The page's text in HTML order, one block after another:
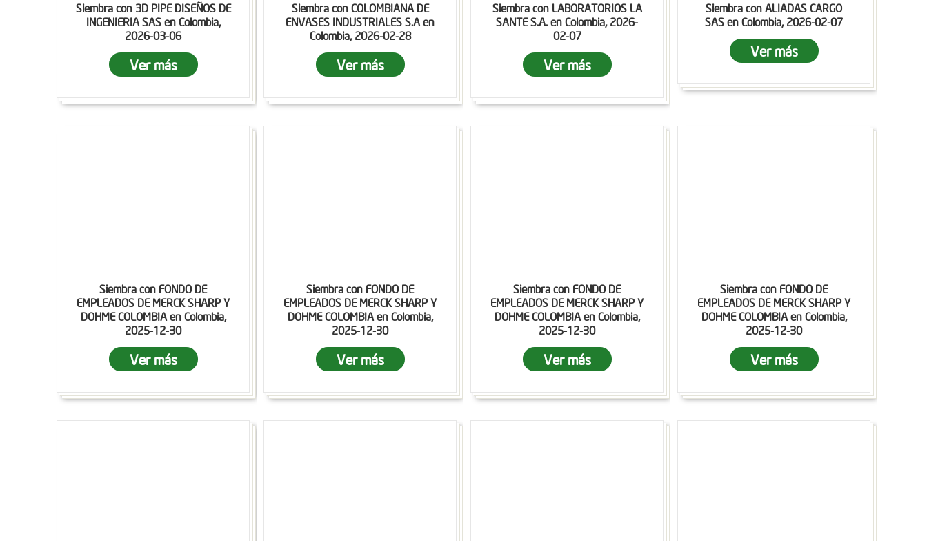
Siembra con 3D PIPE DISEÑOS DE
INGENIERIA SAS en Colombia,
2026-03-06
Ver más
Siembra con COLOMBIANA DE
ENVASES INDUSTRIALES S.A en
Colombia, 2026-02-28
Ver más
Siembra con LABORATORIOS LA
SANTE S.A. en Colombia, 2026-
02-07
Ver más
Siembra con ALIADAS CARGO
SAS en Colombia, 2026-02-07
Ver más
Siembra con FONDO DE
EMPLEADOS DE MERCK SHARP Y
DOHME COLOMBIA en Colombia,
2025-12-30
Ver más
Siembra con FONDO DE
EMPLEADOS DE MERCK SHARP Y
DOHME COLOMBIA en Colombia,
2025-12-30
Ver más
Siembra con FONDO DE
EMPLEADOS DE MERCK SHARP Y
DOHME COLOMBIA en Colombia,
2025-12-30
Ver más
Siembra con FONDO DE
EMPLEADOS DE MERCK SHARP Y
DOHME COLOMBIA en Colombia,
2025-12-30
Ver más